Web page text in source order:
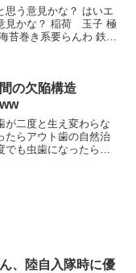
思う意見かな？ はいエ
見かな？ 稲荷 玉子 極
苔巻き系要らんわ 鉄火
の欠陥構造
が二度と生え変わらな
らアウト歯の自然治
も虫歯になったら削
、陸自入隊時に優